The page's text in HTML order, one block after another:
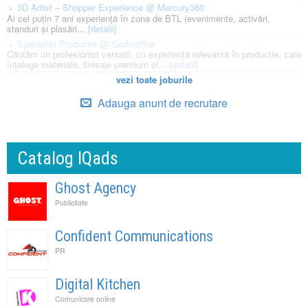
3D Artist – Shopper Experience @ Mercury360
Ai cel puțin 7 ani experiență în zona de BTL (evenimente, activări,
standuri și plasări...[detalii]
Specialist Productie @ Godmother
Căutăm un profesionist versatil, cu experiență relevantă în producție, care
înțelege materiale, finisaje premium și... [detalii]
vezi toate joburile
Adauga anunt de recrutare
Catalog IQads
Ghost Agency
Publicitate
Confident Communications
PR
Digital Kitchen
Comunicare online